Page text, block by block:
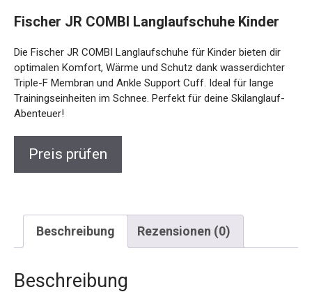
optimalen Komfort, Wärme und Schutz dank wasserdichter
Triple-F Membran und Ankle Support Cuff. Ideal für lange
Trainingseinheiten im Schnee. Perfekt für deine Skilanglauf-
Abenteuer!
Beschreibung Rezensionen (0)
Beschreibung